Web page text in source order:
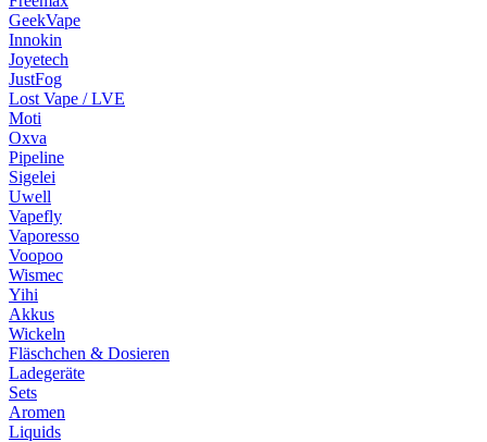
GeekVape
Innokin
Joyetech
JustFog
Lost Vape / LVE
Moti
Oxva
Pipeline
Sigelei
Uwell
Vapefly
Vaporesso
Voopoo
Wismec
Yihi
Akkus
Wickeln
Fläschchen & Dosieren
Ladegeräte
Sets
Aromen
Liquids